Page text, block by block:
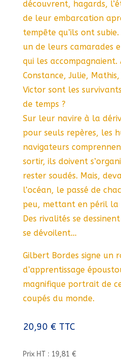
découvrent, hagards,
de leur embarcation
tempête qu’ils ont
un de leurs camarades
qui les accompagnaient.
Constance, Julie,
Victor sont les
de temps ?
Sur leur navire à la
pour seuls repères, les
navigateurs
sortir, ils doivent
rester soudés. Mais,
l’océan, le passé de
peu, mettant en péril la
Des rivalités se
se dévoilent…
Gilbert Bordes signe un
d’apprentissage
magnifique portrait de
coupés du monde.
20,90 € TTC
Prix HT : 19,81 €